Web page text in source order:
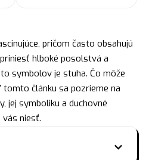
pričom často obsahujú
hlboké posolstvá a
symbolov je stuha. Čo môže
článku sa pozrieme na
jej symboliku a duchovné
niesť.